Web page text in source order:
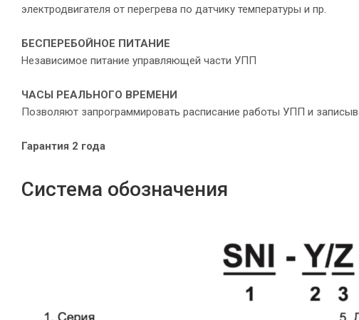
электродвигателя от перегрева по датчику температуры и пр.
БЕСПЕРЕБОЙНОЕ ПИТАНИЕ
Независимое питание управляющей части УПП
ЧАСЫ РЕАЛЬНОГО ВРЕМЕНИ
Позволяют запрограммировать расписание работы УПП и
Гарантия 2 года
Система обозначения